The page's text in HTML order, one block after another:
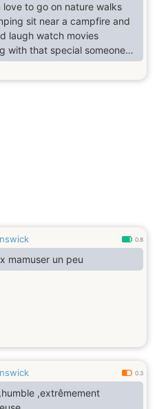
love to go on nature walks
sit near a campfire and
laugh watch movies
with that special someone
with the windows down
out favourite songs
0.8
mamuser un peu
0.3
,extrêmement